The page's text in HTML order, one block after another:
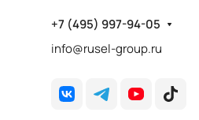
+7 (495) 997-94-05
info@rusel-group.ru